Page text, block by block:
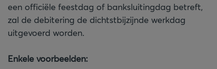
een officiële feestdag of banksluitingdag betreft,
zal de debitering de dichtstbijzijnde werkdag
uitgevoerd worden.
Enkele voorbeelden: